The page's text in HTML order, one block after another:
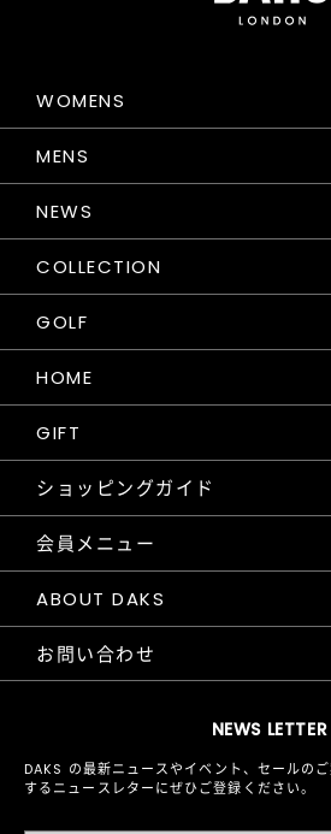
NEWS LETTER
DAKS の最新ニュースやイベント、セールの
するニュースレターにぜひご登録ください。
WOMENS
MENS
NEWS
COLLECTION
GOLF
HOME
GIFT
ショッピングガイド
会員メニュー
ABOUT DAKS
お問い合わせ